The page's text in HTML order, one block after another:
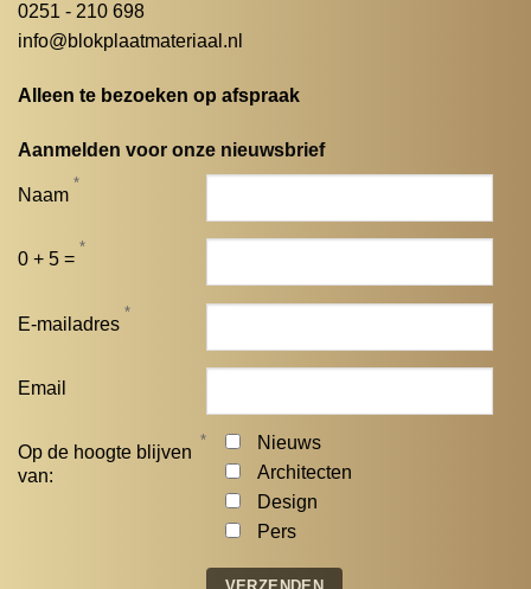
0251 - 210 698
info@blokplaatmateriaal.nl
Alleen te bezoeken op afspraak
Aanmelden voor onze nieuwsbrief
Naam
*
0 + 5 =
*
E-mailadres
*
Email
Op de hoogte blijven
van:
*
Nieuws
Architecten
Design
Pers